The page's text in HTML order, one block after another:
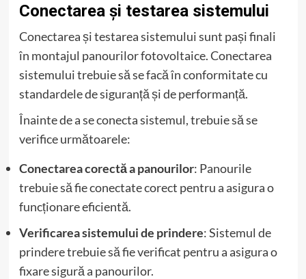
Conectarea și testarea sistemului
Conectarea și testarea sistemului sunt pași finali
în montajul panourilor fotovoltaice. Conectarea
sistemului trebuie să se facă în conformitate cu
standardele de siguranță și de performanță.
Înainte de a se conecta sistemul, trebuie să se
verifice următoarele:
Conectarea corectă a panourilor: Panourile
trebuie să fie conectate corect pentru a asigura o
funcționare eficientă.
Verificarea sistemului de prindere: Sistemul de
prindere trebuie să fie verificat pentru a asigura o
fixare sigură a panourilor.